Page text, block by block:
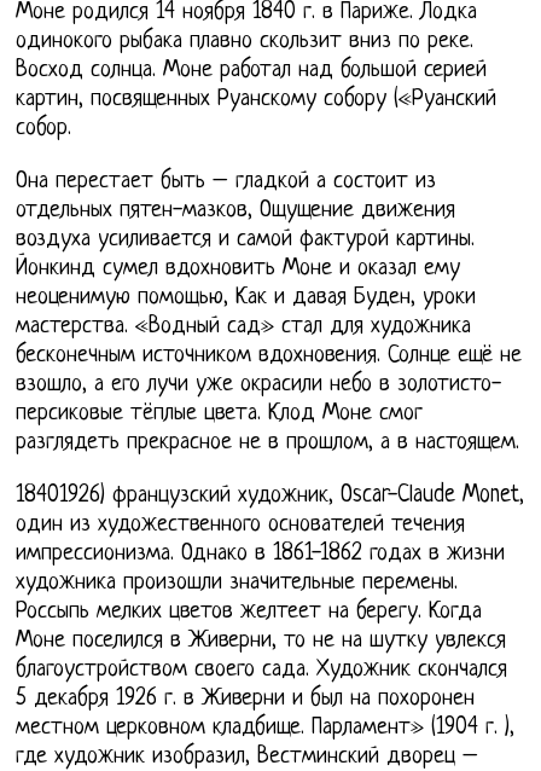
Моне родился 14 ноября 1840 г. в Париже. Лодка
одинокого рыбака плавно скользит вниз по реке.
Восход солнца. Моне работал над большой серией
картин, посвященных Руанскому собору («Руанский
собор.
Она перестает быть – гладкой а состоит из
отдельных пятен-мазков, Ощущение движения
воздуха усиливается и самой фактурой картины.
Йонкинд сумел вдохновить Моне и оказал ему
неоценимую помощью, Как и давая Буден, уроки
мастерства. «Водный сад» стал для художника
бесконечным источником вдохновения. Солнце ещё не
взошло, а его лучи уже окрасили небо в золотисто-
персиковые тёплые цвета. Клод Моне смог
разглядеть прекрасное не в прошлом, а в настоящем.
18401926) французский художник, Oscar-Claude Monet,
один из художественного основателей течения
импрессионизма. Однако в 1861-1862 годах в жизни
художника произошли значительные перемены.
Россыпь мелких цветов желтеет на берегу. Когда
Моне поселился в Живерни, то не на шутку увлекся
благоустройством своего сада. Художник скончался
5 декабря 1926 г. в Живерни и был на похоронен
местном церковном кладбище. Парламент» (1904 г. ),
где художник изобразил, Вестминский дворец –